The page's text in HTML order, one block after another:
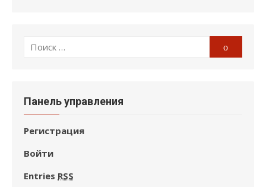
Поиск
Поиск
Панель управления
Регистрация
Войти
Entries RSS